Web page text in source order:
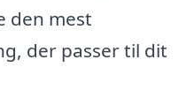
den mest
der passer til dit